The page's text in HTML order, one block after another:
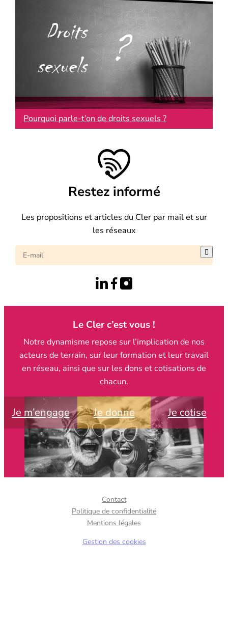
Pourquoi parle-t’on de droits sexuels ?
Restez informé
Les propositions et articles du Cler par mail et sur
les réseaux

Le Cler c’est vous !
Notre dynamisme repose sur l’implication de nos
acteurs de terrain, sur leur formation et leur travail
en réseau, ainsi que sur les dons et cotisations de
chacun.
Je m’engage Je donne Je cotise
Contact
Politique de confidentialité
Mentions légales
Gestion des cookies